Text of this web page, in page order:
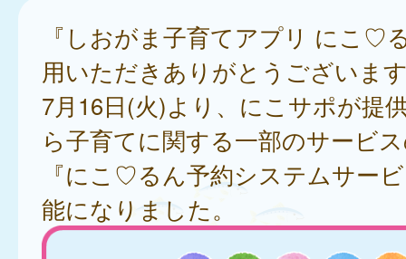
『しおがま子育てアプリ にこ♡
用いただきありがとうございま
7月16日(火)より、にこサポが提
ら子育てに関する一部のサービ
『にこ♡るん予約システムサー
能になりました。